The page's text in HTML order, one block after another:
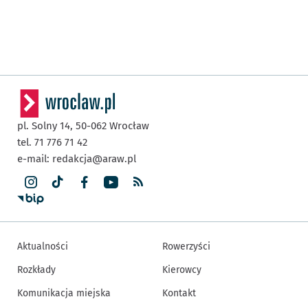
pl. Solny 14, 50-062 Wrocław
tel. 71 776 71 42
e-mail: redakcja@araw.pl
Aktualności
Rozkłady
Komunikacja miejska
Rowerzyści
Kierowcy
Kontakt